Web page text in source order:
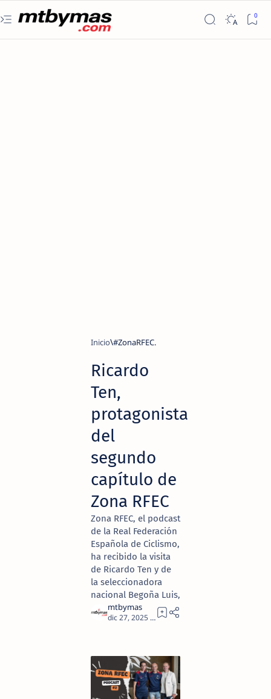
Inicio #ZonaRFEC.
Ricardo
Ten,
protagonista
del
segundo
capítulo de
Zona RFEC
Zona RFEC, el podcast
de la Real Federación
Española de Ciclismo,
ha recibido la visita
de Ricardo Ten y de
la seleccionadora
nacional Begoña Luis,
1